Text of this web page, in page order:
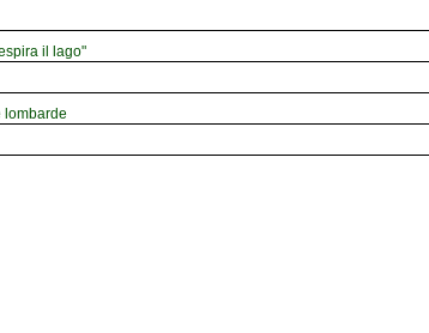
il lago"
lombarde